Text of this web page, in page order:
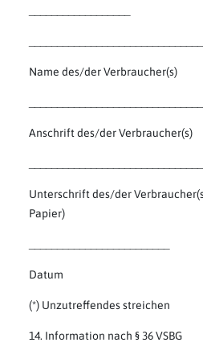
Name des/der Verbraucher(s)
Anschrift des/der Verbraucher(s)
Unterschrift des/der
Papier)
Datum
(*) Unzutreffendes streichen
14. Information nach § 36 VSBG